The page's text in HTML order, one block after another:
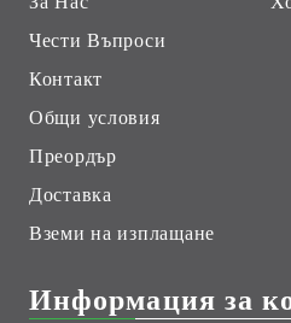
Чести Въпроси
Контакт
Общи условия
Преордър
Доставка
Вземи на изплащане
Информация за